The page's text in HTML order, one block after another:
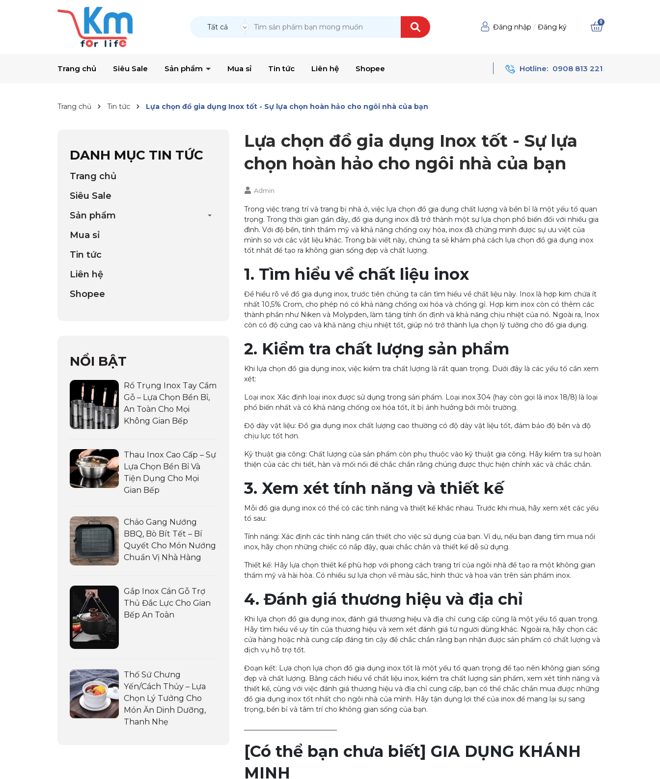
Tất cả Đăng nhập / Đăng ký
0
Trang chủ Siêu Sale Sản phẩm Mua sỉ Tin tức Liên hệ Shopee Hotline: 0908 813 221
Trang chủ Tin tức Lựa chọn đồ gia dụng Inox tốt - Sự lựa chọn hoàn hảo cho ngôi nhà của bạn
Lựa chọn đồ gia dụng Inox tốt - Sự lựa
chọn hoàn hảo cho ngôi nhà của bạn
Admin
Trong việc trang trí và trang bị nhà ở, việc lựa chọn đồ gia dụng chất lượng và bền bỉ là một yếu tố quan
trọng. Trong thời gian gần đây, đồ gia dụng inox đã trở thành một sự lựa chọn phổ biến đối với nhiều gia
đình. Với độ bền, tính thẩm mỹ và khả năng chống oxy hóa, inox đã chứng minh được sự ưu việt của
mình so với các vật liệu khác. Trong bài viết này, chúng ta sẽ khám phá cách lựa chọn đồ gia dụng inox
tốt nhất để tạo ra không gian sống đẹp và chất lượng.
1. Tìm hiểu về chất liệu inox
Để hiểu rõ về đồ gia dụng inox, trước tiên chúng ta cần tìm hiểu về chất liệu này. Inox là hợp kim chứa ít
nhất 10,5% Crom, cho phép nó có khả năng chống oxi hóa và chống gỉ. Hợp kim inox còn có thêm các
thành phần như Niken và Molypden, làm tăng tính ổn định và khả năng chịu nhiệt của nó. Ngoài ra, Inox
còn có độ cứng cao và khả năng chịu nhiệt tốt, giúp nó trở thành lựa chọn lý tưởng cho đồ gia dụng.
2. Kiểm tra chất lượng sản phẩm
Khi lựa chọn đồ gia dụng inox, việc kiểm tra chất lượng là rất quan trọng. Dưới đây là các yếu tố cần xem
xét:
Loại inox: Xác định loại inox được sử dụng trong sản phẩm. Loại inox 304 (hay còn gọi là inox 18/8) là loại
phổ biến nhất và có khả năng chống oxi hóa tốt, ít bị ảnh hưởng bởi môi trường.
Độ dày vật liệu: Đồ gia dụng inox chất lượng cao thường có độ dày vật liệu tốt, đảm bảo độ bền và độ
chịu lực tốt hơn.
Kỹ thuật gia công: Chất lượng của sản phẩm còn phụ thuộc vào kỹ thuật gia công. Hãy kiểm tra sự hoàn
thiện của các chi tiết, hàn và mối nối để chắc chắn rằng chúng được thực hiện chính xác và chắc chắn.
3. Xem xét tính năng và thiết kế
Mỗi đồ gia dụng inox có thể có các tính năng và thiết kế khác nhau. Trước khi mua, hãy xem xét các yếu
tố sau:
Tính năng: Xác định các tính năng cần thiết cho việc sử dụng của bạn. Ví dụ, nếu bạn đang tìm mua nồi
inox, hãy chọn những chiếc có nắp đậy, quai chắc chắn và thiết kế dễ sử dụng.
Thiết kế: Hãy lựa chọn thiết kế phù hợp với phong cách trang trí của ngôi nhà để tạo ra một không gian
thẩm mỹ và hài hòa. Có nhiều sự lựa chọn về màu sắc, hình thức và hoa văn trên sản phẩm inox.
4. Đánh giá thương hiệu và địa chỉ
Khi lựa chọn đồ gia dụng inox, đánh giá thương hiệu và địa chỉ cung cấp cũng là một yếu tố quan trọng.
Hãy tìm hiểu về uy tín của thương hiệu và xem xét đánh giá từ người dùng khác. Ngoài ra, hãy chọn các
cửa hàng hoặc nhà cung cấp đáng tin cậy để chắc chắn rằng bạn nhận được sản phẩm có chất lượng và
dịch vụ hỗ trợ tốt.
Đoạn kết: Lựa chọn lựa chọn đồ gia dụng inox tốt là một yếu tố quan trọng để tạo nên không gian sống
đẹp và chất lượng. Bằng cách hiểu về chất liệu inox, kiểm tra chất lượng sản phẩm, xem xét tính năng và
thiết kế, cùng với việc đánh giá thương hiệu và địa chỉ cung cấp, bạn có thể chắc chắn mua được những
đồ gia dụng inox tốt nhất cho ngôi nhà của mình. Hãy tận dụng lợi thế của inox để mang lại sự sang
trọng, bền bỉ và tâm trí cho không gian sống của bạn.
[Có thể bạn chưa biết] GIA DỤNG KHÁNH
MINH
DANH MỤC TIN TỨC
Trang chủ
Siêu Sale
Sản phẩm
Mua sỉ
Tin tức
Liên hệ
Shopee
NỔI BẬT
Rổ Trụng Inox Tay Cầm
Gỗ – Lựa Chọn Bền Bỉ,
An Toàn Cho Mọi
Không Gian Bếp
Thau Inox Cao Cấp – Sự
Lựa Chọn Bền Bỉ Và
Tiện Dụng Cho Mọi
Gian Bếp
Chảo Gang Nướng
BBQ, Bò Bít Tết – Bí
Quyết Cho Món Nướng
Chuẩn Vị Nhà Hàng
Gắp Inox Cán Gỗ Trợ
Thủ Đắc Lực Cho Gian
Bếp An Toàn
Thố Sứ Chưng
Yến/Cách Thủy – Lựa
Chọn Lý Tưởng Cho
Món Ăn Dinh Dưỡng,
Thanh Nhẹ